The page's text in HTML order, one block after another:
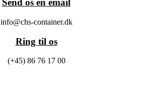
Send os en email
info@chs-container.dk
Ring til os
(+45) 86 76 17 00